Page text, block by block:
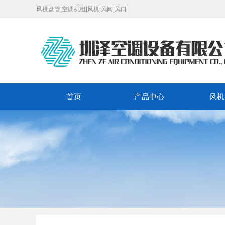
风机盘管|空调机组|风机|风阀|风口
首页 产品中心 风